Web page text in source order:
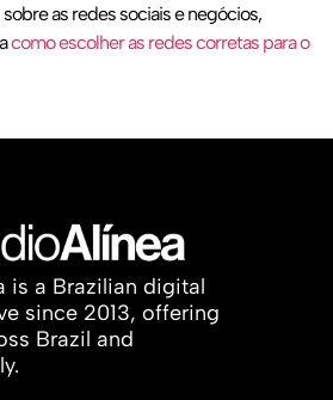
as redes sociais e negócios,
como escolher as redes corretas para o
is a Brazilian digital
since 2013, offering
Brazil and